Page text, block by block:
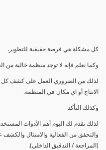
كل مشكلة هي فرصة حقيقية للتطوير.
وكما نعلم فإنه لا توجد منظمة خالية من
لذلك من الضروري العمل على كشف كل
الانتاج أو اي مكان في المنظمة.
وكذلك التأكد
لذلك نقدم لك اليوم أهم الأدوات
والتحقق من الفعالية والامتثال
(المراجعة / التدقيق الداخلي).